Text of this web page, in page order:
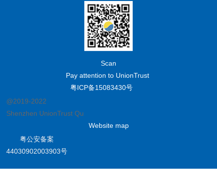
Scan
Pay attention to UnionTrust
粤ICP备15083430号
@2019-2022
Shenzhen UnionTrust Quality and Technology Co., Ltd.
Website map
粤公安备案
44030902003903号